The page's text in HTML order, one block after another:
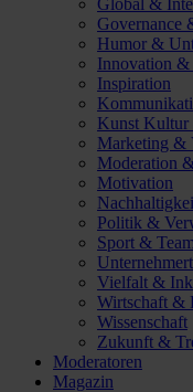
Global &
Governance
Humor &
Innovation &
Inspiration
Kunst Kultur
Marketing &
Moderation
Motivation
Politik &
Sport &
Vielfalt &
Wirtschaft &
Wissenschaft
Zukunft &
Moderatoren
Magazin